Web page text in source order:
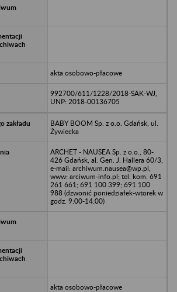
akta osobowo-płacowe
992700/611/1228/2018-SAK-WJ,
UNP: 2018-00136705
BABY BOOM Sp. z o.o. Gdańsk, ul.
Żywiecka
ARCHET - NAUSEA Sp. z o.o., 80-
426 Gdańsk, al. Gen. J. Hallera 60/3,
e-mail: archiwum.nausea@wp.pl,
www: arciwum-info.pl; tel. kom. 691
261 661; 691 100 399; 691 100
988 (dzwonić poniedziałek-wtorek w
godz. 9:00-14:00)
akta osobowo-płacowe